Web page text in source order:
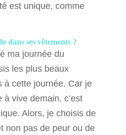
est unique, comme
dans ses vêtements ?
ma journée du
les plus beaux
à cette journée. Car je
à vive demain, c’est
Alors, je choisis de
non pas de peur ou de